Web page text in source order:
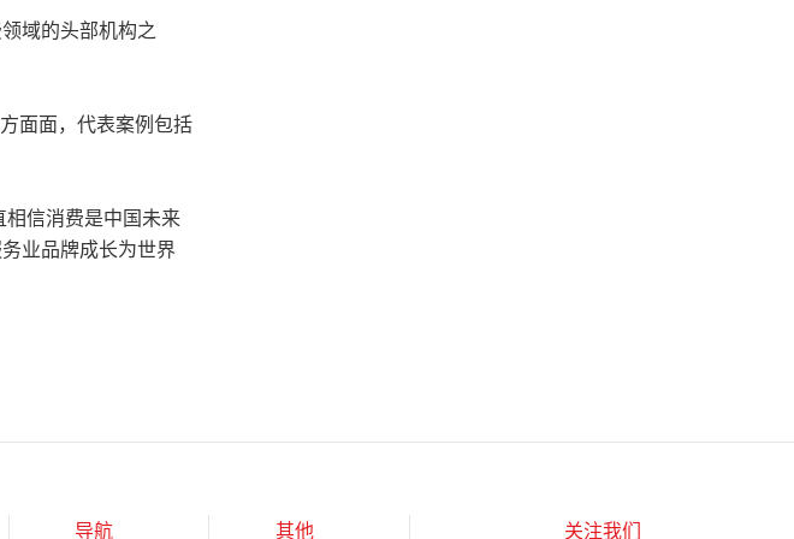
域的头部机构之
面面，代表案例包括
相信消费是中国未来
业品牌成长为世界
导航 其他 关注我们